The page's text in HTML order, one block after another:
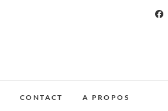
CONTACT A PROPOS